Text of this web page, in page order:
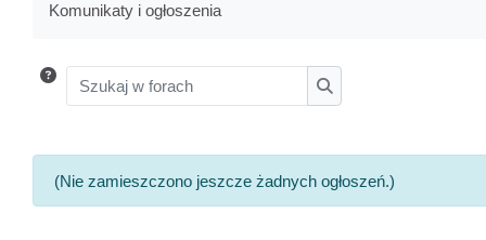
Komunikaty i ogłoszenia
Szukaj w forach
Szukaj w forach
(Nie zamieszczono jeszcze żadnych ogłoszeń.)